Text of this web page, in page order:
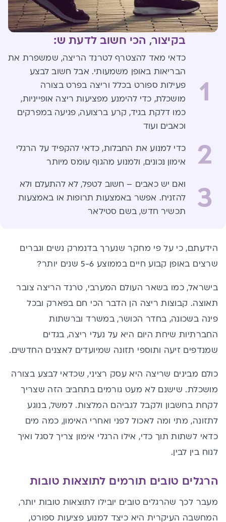
בקיצור, הכי חשוב לדעת ש:
1
כדאי מאד להצטרף לטרנד הריצה, שמשפרת את
הבריאות באופן משמעותי. אבל חשוב לבצע
פעילות ספורט בכלל וריצה בפרט בצורה
מושכלת, כדי להימנע מפציעות ריצה אופייניות,
כמו דלקת בגיד, קרע ברצועה, פגיעה במפרקים
וכאבים ועוד
2
כדי למנוע את החבלות, כדאי להקפיד על הרגלי
אימון נכונים, ולמנוע מהגוף עומס מיותר
3
ואם יש כאבים – חשוב לטפל, לא להתעלם ולא
להזניח. אפשר באמצעות תרופות או באמצעות
תכשיר חדש, בשם סטילאר
הידעתם, כי על פי מחקר שנערך בדנמרק נשים וגברים
שרצים באופן קבוע חיים בממוצע 5-6 שנים יותר?
בישראל, כמו בשאר העולם המערבי, טרנד הריצה צובר
תאוצה. קבוצות ריצה הן הדבר הכי חם בפארק ובכל
פינה בשכונה, בחדר הכושר, במשרד וברשתות
החברתיות שיחת היום היא על נעלי ריצה, בגדים
שמנדפים זיעה ותוספי תזונה שמיועדים לאצנים החדשים.
כולם מבינים שריצה היא עסק רציני, שכדאי לבצע בצורה
מושכלת. שישנם לא מעט גורמים בתחביב הזה שצריך
לקחת בחשבון ולקבל לגביהם המלצות. למשל, בנוגע
לתזונה, מתי ומה לאכול לפני ואחרי האימון, כמה מים
כדאי לשתות תוך כדי, אילו הרגלי אימון צריך לסגל ואיך
לנוח בין לבין.
הרגלים טובים תורמים לתוצאות טובות
מעבר לכך שהרגלים טובים יובילו לתוצאות טובות יותר,
המחשבה העיקרית היא כיצד למנוע פציעות ספורט,